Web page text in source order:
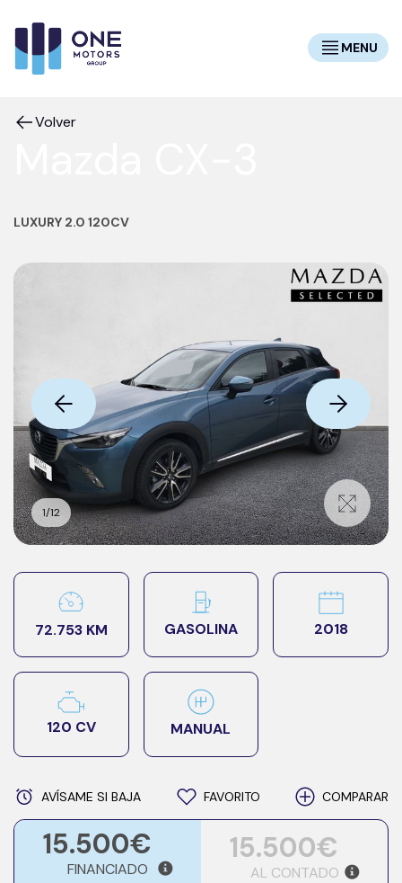
MENU
Volver
LUXURY 2.0 120CV
1/12
72.753 KM GASOLINA 2018
120 CV MANUAL
AVÍSAME SI BAJA FAVORITO COMPARAR
15.500€
FINANCIADO
15.500€
AL CONTADO